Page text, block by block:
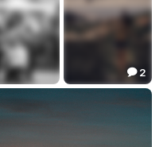
Dreaming to fly...
 2